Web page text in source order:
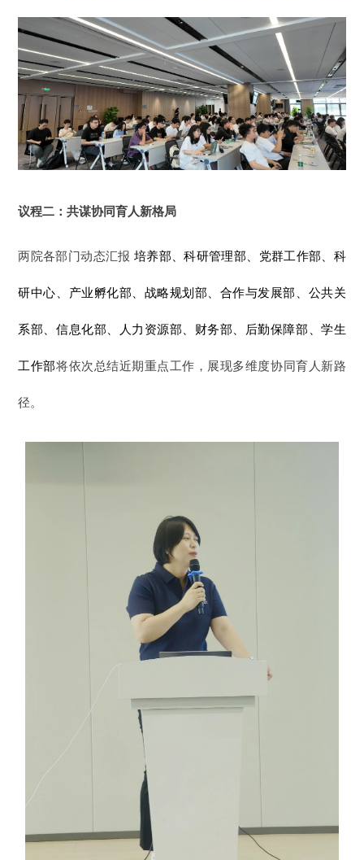
议程二：共谋协同育人新格局
两院各部门动态汇报 培养部、科研管理部、党群工作部、科
研中心、产业孵化部、战略规划部、合作与发展部、公共关
系部、信息化部、人力资源部、财务部、后勤保障部、学生
工作部将依次总结近期重点工作，展现多维度协同育人新路
径。